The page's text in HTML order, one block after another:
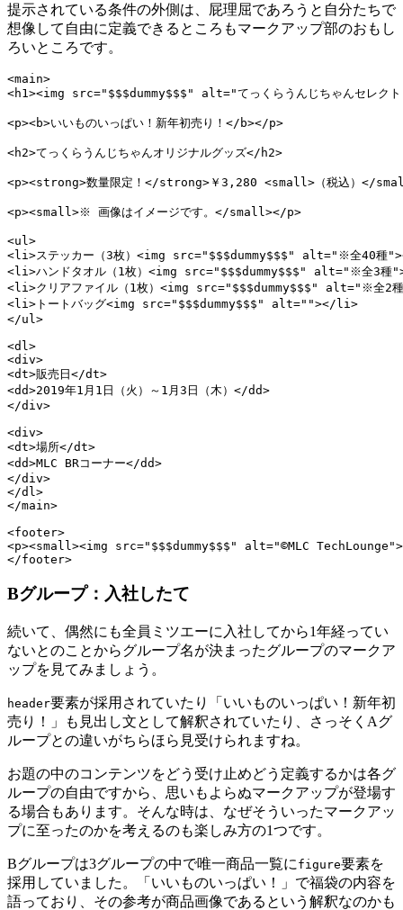
提示されている条件の外側は、屁理屈であろうと自分たちで
想像して自由に定義できるところもマークアップ部のおもし
ろいところです。
<main>
<h1><img src="$$$dummy$$$" alt="てっくらうんじちゃんセレクト
<p><b>いいものいっぱい！新年初売り！</b></p>
<h2>てっくらうんじちゃんオリジナルグッズ</h2>
<p><strong>数量限定！</strong>￥3,280 <small>（税込）</
<p><small>※ 画像はイメージです。</small></p>
<ul>
<li>ステッカー（3枚）<img src="$$$dummy$$$" alt="※全40種
<li>ハンドタオル（1枚）<img src="$$$dummy$$$" alt="※全3
<li>クリアファイル（1枚）<img src="$$$dummy$$$" alt="※全
<li>トートバッグ<img src="$$$dummy$$$" alt=""></li>
</ul>
<dl>
<div>
<dt>販売日</dt>
<dd>2019年1月1日（火）～1月3日（木）</dd>
</div>
<div>
<dt>場所</dt>
<dd>MLC BRコーナー</dd>
</div>
</dl>
</main>
<footer>
<p><small><img src="$$$dummy$$$" alt="©MLC
</footer>
Bグループ：入社したて
続いて、偶然にも全員ミツエーに入社してから1年経ってい
ないとのことからグループ名が決まったグループのマークア
ップを見てみましょう。
header要素が採用されていたり「いいものいっぱい！新年初
売り！」も見出し文として解釈されていたり、さっそくAグ
ループとの違いがちらほら見受けられますね。
お題の中のコンテンツをどう受け止めどう定義するかは各グ
ループの自由ですから、思いもよらぬマークアップが登場す
る場合もあります。そんな時は、なぜそういったマークアッ
プに至ったのかを考えるのも楽しみ方の1つです。
Bグループは3グループの中で唯一商品一覧に figure要素を
採用していました。「いいものいっぱい！」で福袋の内容を
語っており、その参考が商品画像であるという解釈なのかも